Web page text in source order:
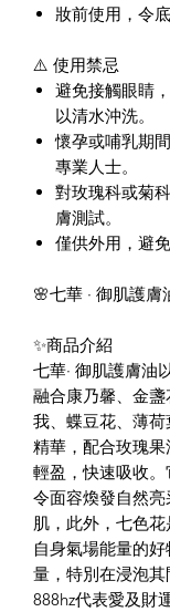
妝前使用，令
⚠️ 使用禁忌
避免接觸眼睛
以清水沖洗。
懷孕或哺乳期
專業人士。
對玫瑰科或菊
膚測試。
僅供外用，避免
🌸七華 · 御肌護膚
✨商品介紹
七華· 御肌護膚油
融合康乃馨、金
我、蝶豆花、薄
精華，配合玫瑰
輕盈，快速吸收。
令面容煥發自然
肌，此外，七色
自身氣場能量的
量，特別在浸泡其
888hz代表愛及財